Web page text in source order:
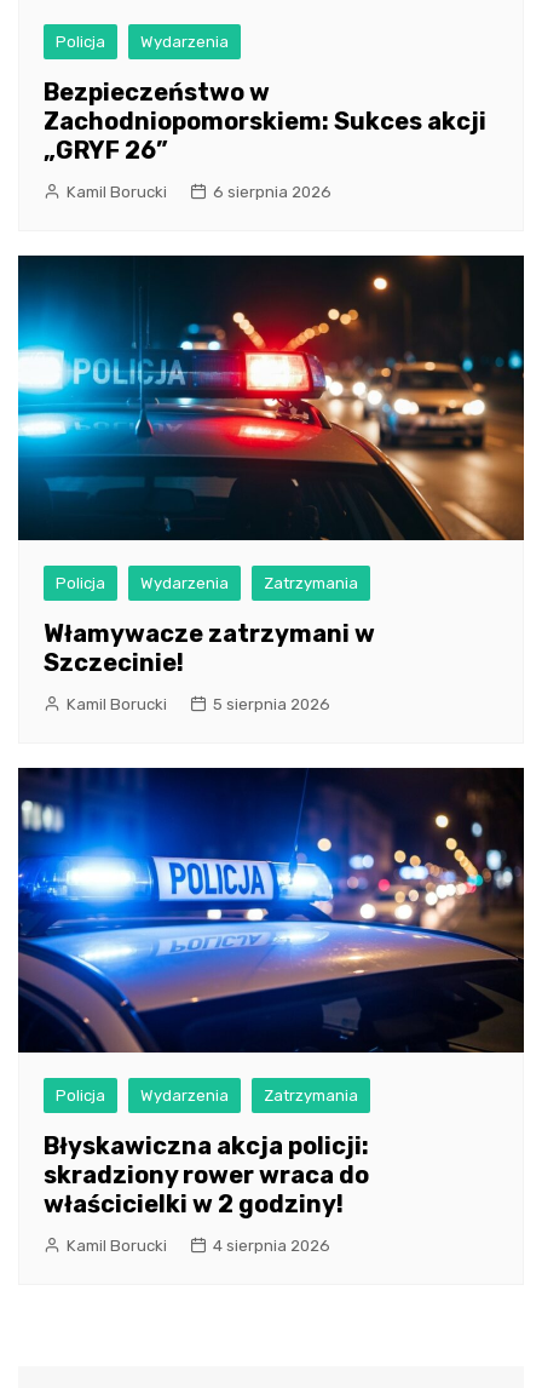
Policja Wydarzenia
Bezpieczeństwo w
Zachodniopomorskiem: Sukces akcji
„GRYF 26”
Kamil Borucki 6 sierpnia 2026
Policja Wydarzenia Zatrzymania
Włamywacze zatrzymani w
Szczecinie!
Kamil Borucki 5 sierpnia 2026
Policja Wydarzenia Zatrzymania
Błyskawiczna akcja policji:
skradziony rower wraca do
właścicielki w 2 godziny!
Kamil Borucki 4 sierpnia 2026